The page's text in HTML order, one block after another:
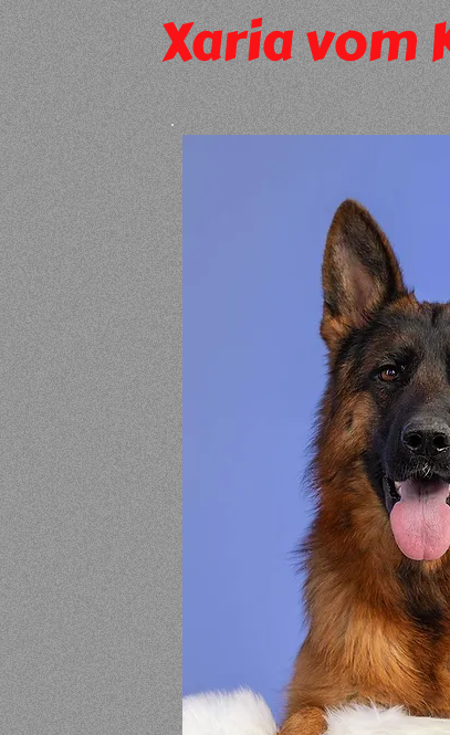
Xaria vom